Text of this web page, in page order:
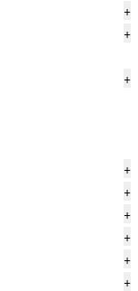
+
+
+
+
+
+
+
+
+